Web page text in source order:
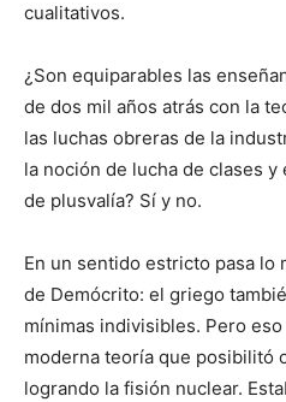
cualitativos.
¿Son equiparables las
de dos mil años atrás con la
las luchas obreras de la
la noción de lucha de clases
de plusvalía? Sí y no.
En un sentido estricto pasa lo
de Demócrito: el griego
mínimas indivisibles. Pero
moderna teoría que posibilitó
logrando la fisión nuclear.